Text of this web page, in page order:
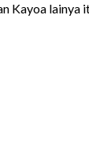
lainya